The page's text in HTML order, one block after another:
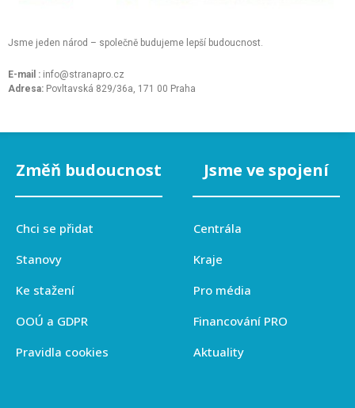
Jsme jeden národ – společně budujeme lepší budoucnost.
E-mail : info@stranapro.cz
Adresa: Povltavská 829/36a, 171 00 Praha
Změň budoucnost
Chci se přidat
Stanovy
Ke stažení
OOÚ a GDPR
Pravidla cookies
Jsme ve spojení
Centrála
Kraje
Pro média
Financování PRO
Aktuality